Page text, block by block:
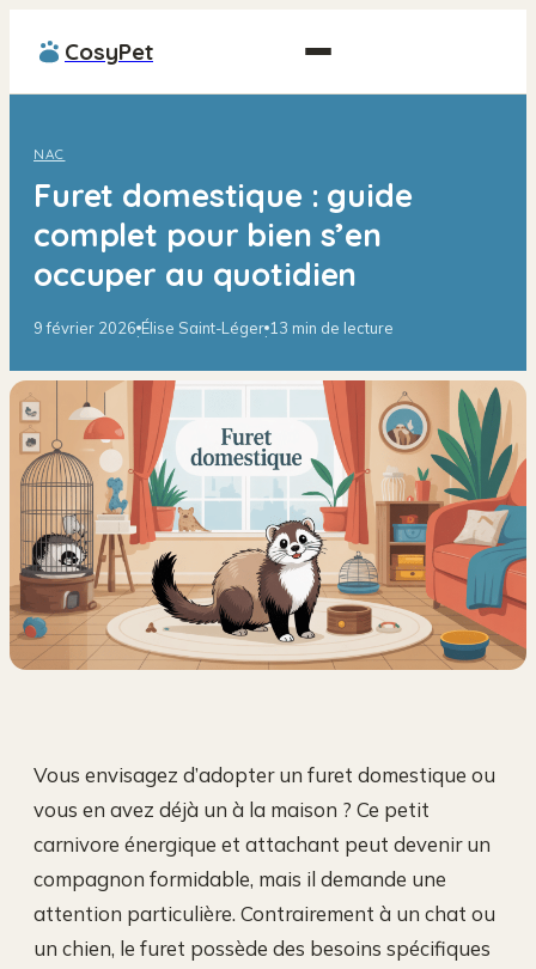
CosyPet
NAC
Furet domestique : guide
complet pour bien s’en
occuper au quotidien
9 février 2026·Élise Saint-Léger·13 min de lecture
Vous envisagez d’adopter un furet domestique ou
vous en avez déjà un à la maison ? Ce petit
carnivore énergique et attachant peut devenir un
compagnon formidable, mais il demande une
attention particulière. Contrairement à un chat ou
un chien, le furet possède des besoins spécifiques